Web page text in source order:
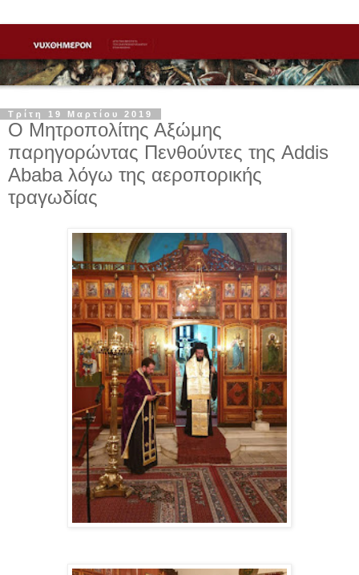
Τρίτη 19 Μαρτίου 2019
Ο Μητροπολίτης Αξώμης
παρηγορώντας Πενθούντες της Addis
Ababa λόγω της αεροπορικής
τραγωδίας